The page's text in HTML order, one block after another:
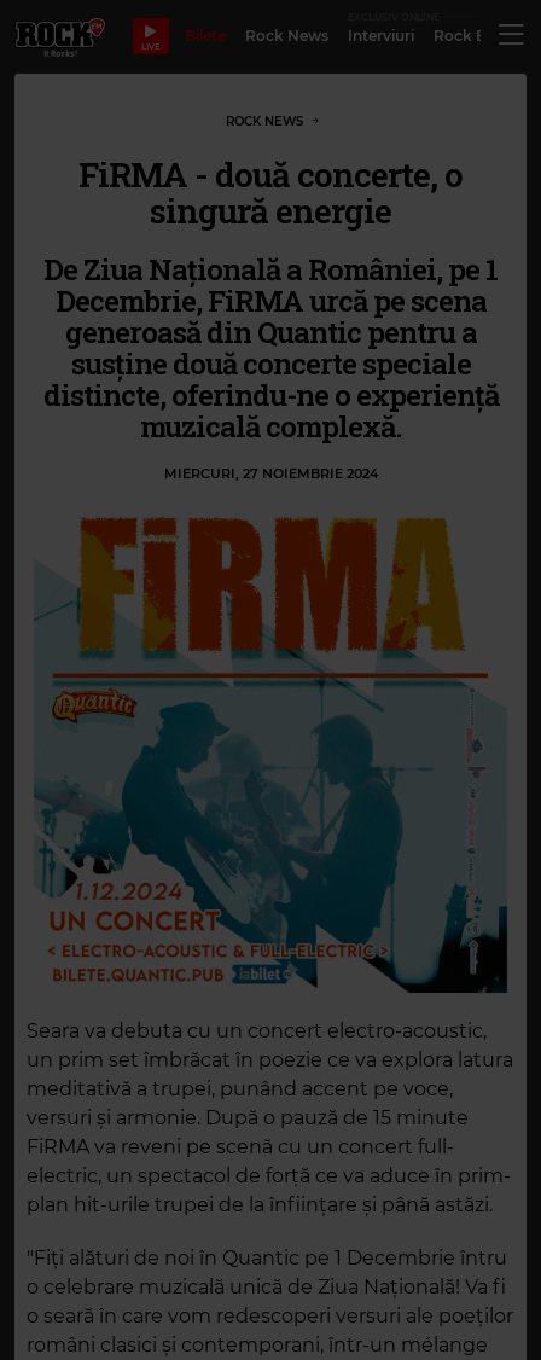
LIVE
Bilete Rock News Interviuri Rock
ROCK NEWS
FiRMA - două concerte, o
singură energie
De Ziua Națională a României, pe 1
Decembrie, FiRMA urcă pe scena
generoasă din Quantic pentru a
susține două concerte speciale
distincte, oferindu-ne o experiență
muzicală complexă.
MIERCURI, 27 NOIEMBRIE 2024
Seara va debuta cu un concert electro-acoustic,
un prim set îmbrăcat în poezie ce va explora latura
meditativă a trupei, punând accent pe voce,
versuri și armonie. După o pauză de 15 minute
FiRMA va reveni pe scenă cu un concert full-
electric, un spectacol de forță ce va aduce în prim-
plan hit-urile trupei de la înființare și până astăzi.
"Fiți alături de noi în Quantic pe 1 Decembrie întru
o celebrare muzicală unică de Ziua Națională! Va fi
o seară în care vom redescoperi versuri ale poeților
români clasici și contemporani, într-un mélange